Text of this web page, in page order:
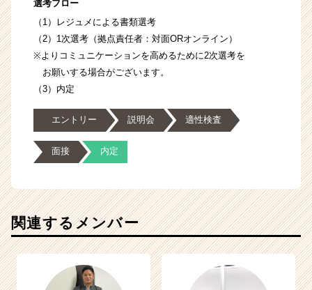
選考フロー
（1）レジュメによる書類選考
（2）1次選考（拠点責任者：対面ORオンライン）
※よりコミュニケーションを高めるために2次選考を
お願いする場合がございます。
（3）内定
エントリー 説明会 適性検査
面接 内定
関連するメンバー